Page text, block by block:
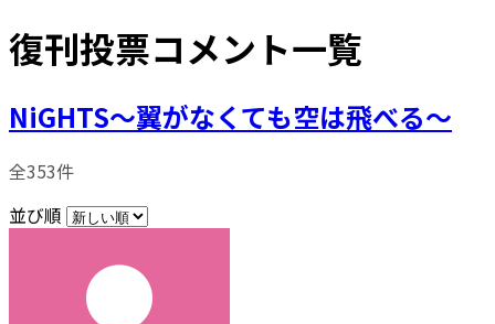
復刊投票コメント一覧
NiGHTS～翼がなくても空は飛べる～
全353件
並び順